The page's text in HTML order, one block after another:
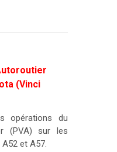
(Vinci
opérations du
(PVA) sur les
et A57.